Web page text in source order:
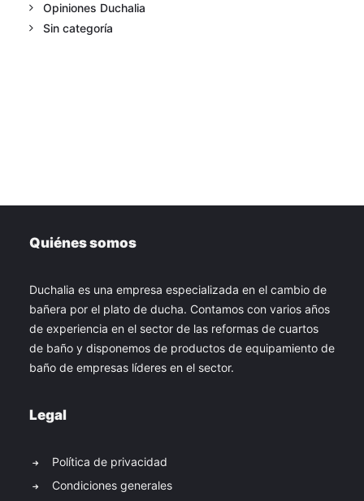
Opiniones Duchalia
Sin categoría
Quiénes somos
Duchalia es una empresa especializada en el cambio de
bañera por el plato de ducha. Contamos con varios años
de experiencia en el sector de las reformas de cuartos
de baño y disponemos de productos de equipamiento de
baño de empresas líderes en el sector.
Legal
Política de privacidad
Condiciones generales